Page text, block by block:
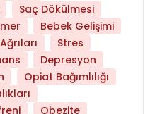
Saç Dökülmesi
Bebek Gelişimi
Stres
Depresyon
Opiat Bağımlılığı
Obezite